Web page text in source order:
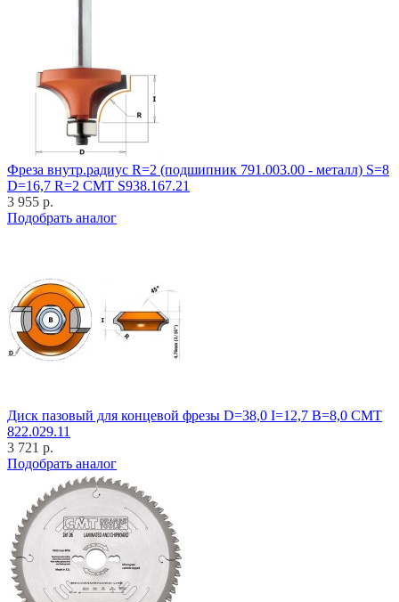
Фреза внутр.радиус R=2 (подшипник 791.003.00 - металл) S=8
D=16,7 R=2 CMT S938.167.21
3 955 р.
Подобрать аналог
Диск пазовый для концевой фрезы D=38,0 I=12,7 B=8,0 CMT
822.029.11
3 721 р.
Подобрать аналог